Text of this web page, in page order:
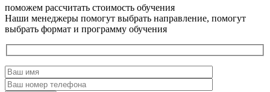
поможем рассчитать стоимость обучения
Наши менеджеры помогут выбрать направление, помогут
выбрать формат и программу обучения